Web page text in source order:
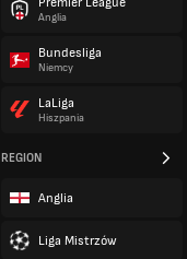
Anglia
Bundesliga
Niemcy
LaLiga
Hiszpania
REGION
Anglia
Liga Mistrzów